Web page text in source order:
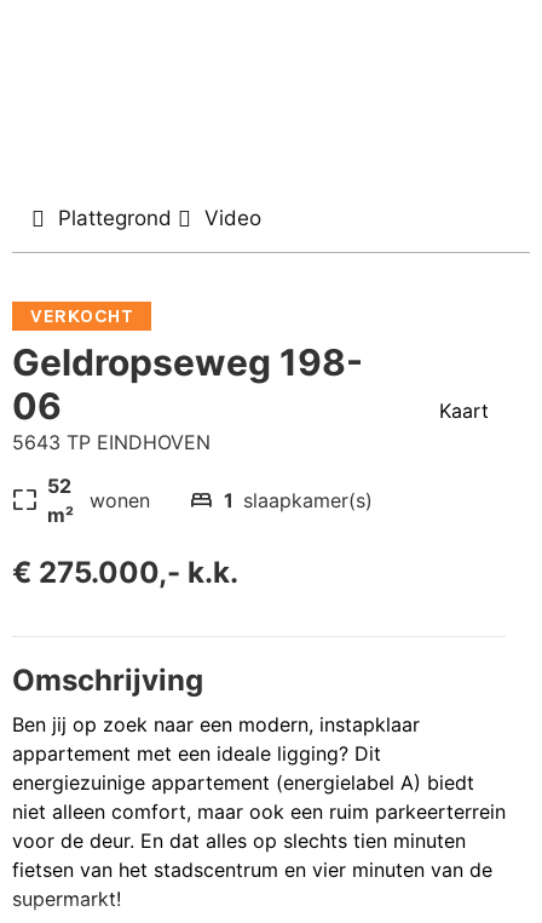
Plattegrond Video
VERKOCHT
Geldropseweg 198-
06
5643 TP EINDHOVEN
pageless 52
m²
wonen bed 1 slaapkamer(s)
€ 275.000,- k.k.
Kaart
Omschrijving
Ben jij op zoek naar een modern, instapklaar
appartement met een ideale ligging? Dit
energiezuinige appartement (energielabel A) biedt
niet alleen comfort, maar ook een ruim parkeerterrein
voor de deur. En dat alles op slechts tien minuten
fietsen van het stadscentrum en vier minuten van de
supermarkt!